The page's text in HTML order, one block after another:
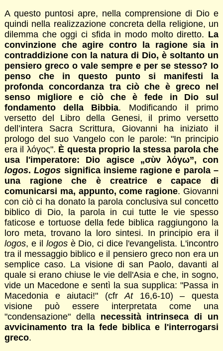
A questo puntosi apre, nella comprensione di Dio e
quindi nella realizzazione concreta della religione, un
dilemma che oggi ci sfida in modo molto diretto. La
convinzione che agire contro la ragione sia in
contraddizione con la natura di Dio, è soltanto un
pensiero greco o vale sempre e per se stesso? Io
penso che in questo punto si manifesti la
profonda concordanza tra ciò che è greco nel
senso migliore e ciò che è fede in Dio sul
fondamento della Bibbia. Modificando il primo
versetto del Libro della Genesi, il primo versetto
dell’intera Sacra Scrittura, Giovanni ha iniziato il
prologo del suo Vangelo con le parole: "In principio
era il λόγος". È questa proprio la stessa parola che
usa l'imperatore: Dio agisce „σὺν λόγω”, con
logos.Logos significa insieme ragione e parola –
una ragione che è creatrice e capace di
comunicarsi ma, appunto, come ragione. Giovanni
con ciò ci ha donato la parola conclusiva sul concetto
biblico di Dio, la parola in cui tutte le vie spesso
faticose e tortuose della fede biblica raggiungono la
loro meta, trovano la loro sintesi. In principio era il
logos, e il logosè Dio, ci dice l'evangelista. L'incontro
tra il messaggio biblico e il pensiero greco non era un
semplice caso. La visione di san Paolo, davanti al
quale si erano chiuse le vie dell'Asia e che, in sogno,
vide un Macedone e sentì la sua supplica: "Passa in
Macedonia e aiutaci!" (cfrAt16,6-10) – questa
visione può essere interpretata come una
"condensazione" della necessità intrinseca di un
avvicinamento tra la fede biblica e l'interrogarsi
greco.